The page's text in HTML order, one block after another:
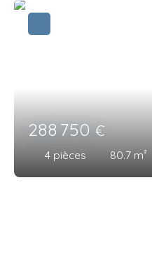
288 750€
4 pièces 80.7 m²